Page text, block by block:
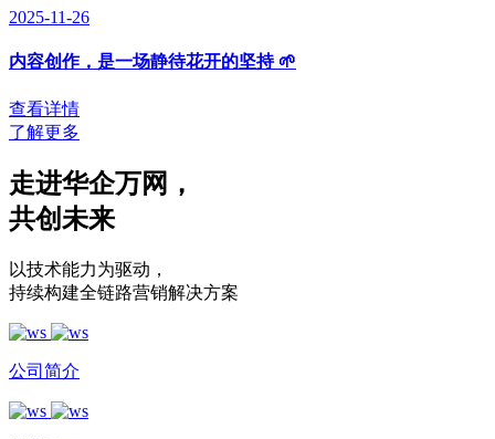
2025-11-26
内容创作，是一场静待花开的坚持 🌱
查看详情
了解更多
走进华企万网 ，
共创未来
以技术能力为驱动 ，
持续构建全链路营销解决方案
公司简介